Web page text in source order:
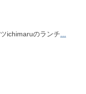
ichimaruのランチ